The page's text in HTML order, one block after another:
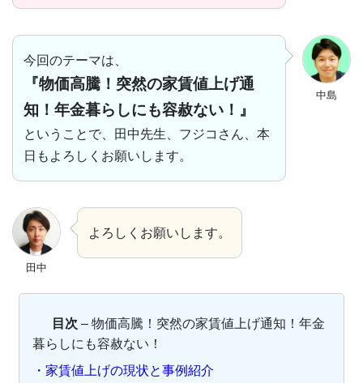
中島
今回のテーマは、
『物価高騰！突然の家賃値上げ通
知！年金暮らしにも容赦ない！』
ということで、田中先生、フジコさん、本
日もよろしくお願いします。
田中
よろしくお願いします。
目次 – 物価高騰！突然の家賃値上げ通知！年金
暮らしにも容赦ない！
・家賃値上げの現状と事例紹介